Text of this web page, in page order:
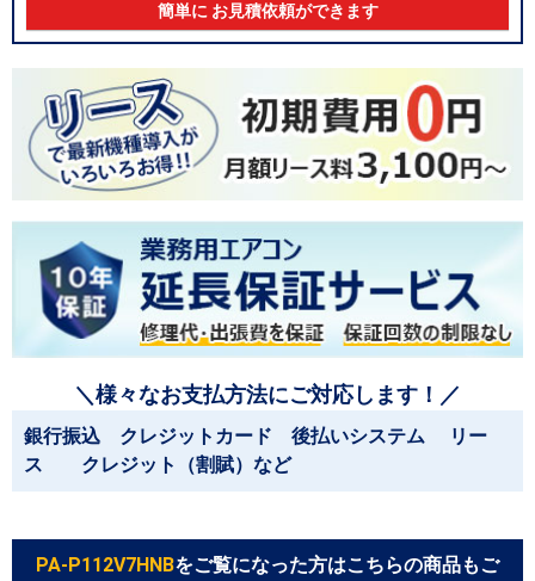
簡単に お見積依頼ができます
＼様々なお支払方法にご対応します！／
銀行振込 クレジットカード 後払いシステム リー
ス クレジット（割賦）など
PA-P112V7HNBをご覧になった方はこちらの商品もご